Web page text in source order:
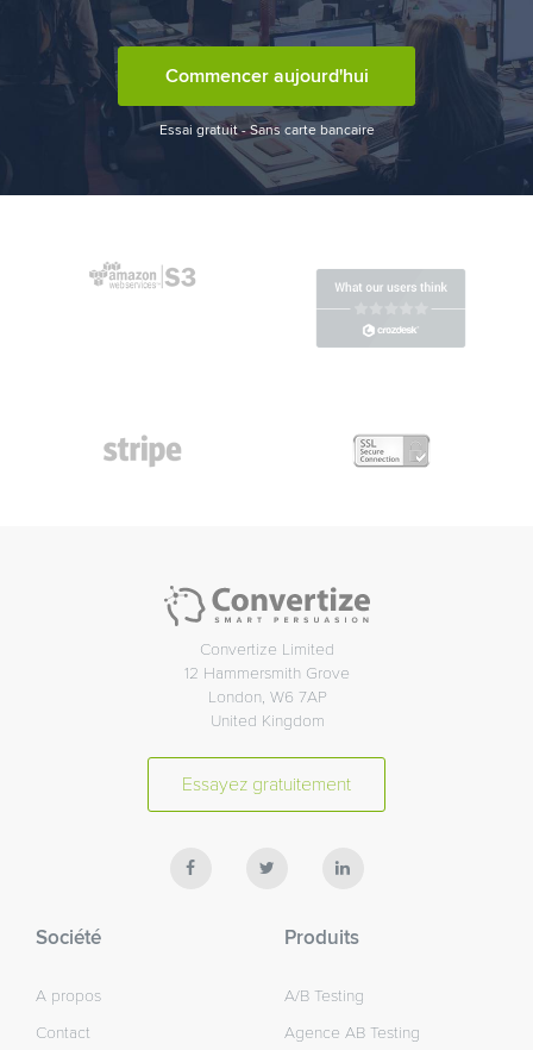
Commencer aujourd'hui
Essai gratuit - Sans carte bancaire
Convertize Limited
12 Hammersmith Grove
London, W6 7AP
United Kingdom
Essayez gratuitement
Société
A propos
Contact
Produits
A/B Testing
Agence AB Testing